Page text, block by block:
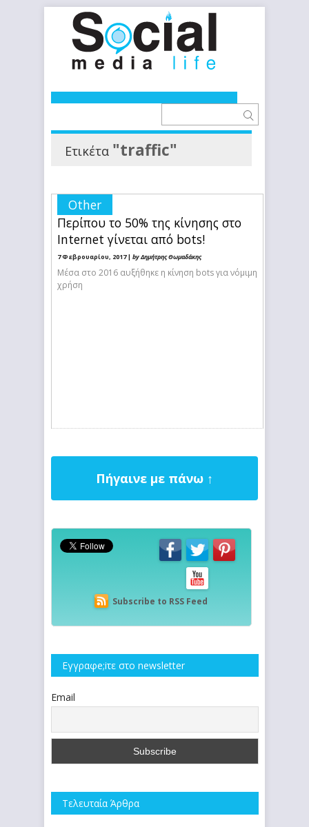
Ετικέτα "traffic"
Other
Περίπου το 50% της κίνησης στο
Internet γίνεται από bots!
7 Φεβρουαρίου, 2017 | by Δημήτρης Θωμαδάκης
Μέσα στο 2016 αυξήθηκε η κίνηση bots για νόμιμη
χρήση
Πήγαινε με πάνω ↑
Subscribe to RSS Feed
Εγγραφe;iτε στο newsletter
Email
Τελευταία Άρθρα